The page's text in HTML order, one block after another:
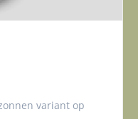
variant op